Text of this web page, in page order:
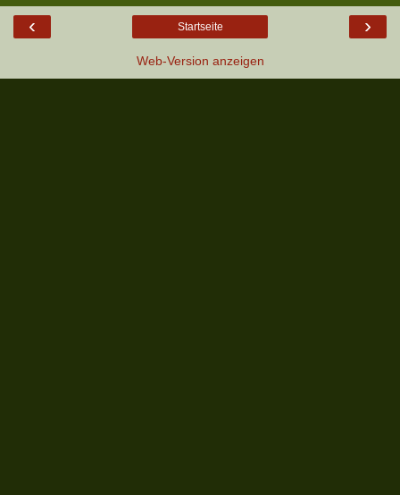
‹ ›
Startseite
Web-Version anzeigen